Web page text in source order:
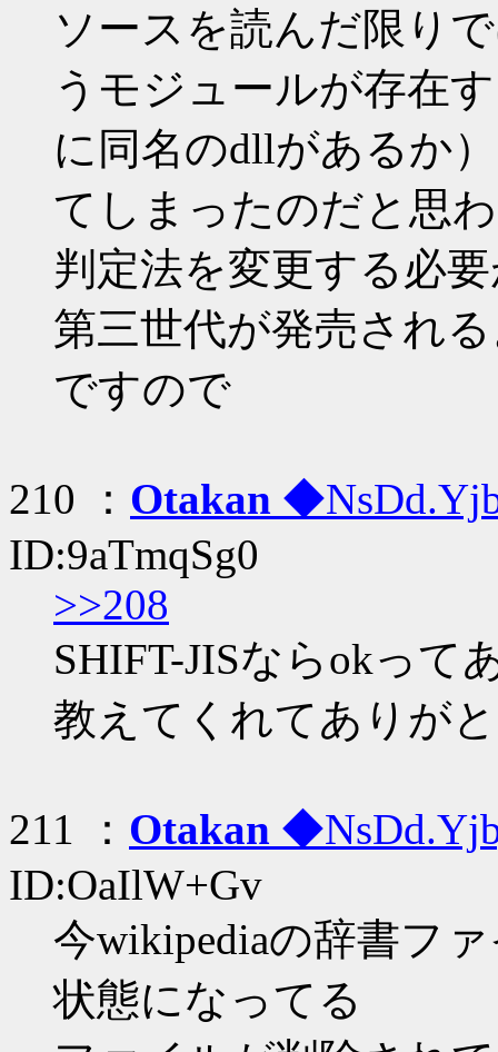
ソースを読んだ限り
うモジュールが存在
に同名のdllがあるか
てしまったのだと思
判定法を変更する必
第三世代が発売され
ですので
210 ： Otakan
ID:9aTmqSg0
>>208
SHIFT-JISならokって
教えてくれてありが
211 ： Otakan
ID:OaIlW+Gv
今wikipediaの辞書フ
状態になってる